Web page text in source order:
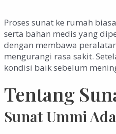
Proses sunat ke rumah
serta bahan medis yang
dengan membawa
mengurangi rasa sakit.
kondisi baik sebelum
Tentang
Sunat Ummi